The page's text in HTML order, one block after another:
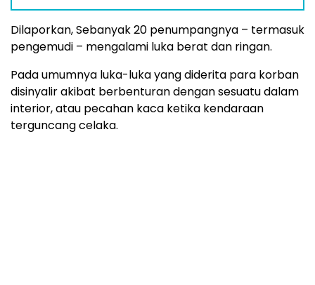
Dilaporkan, Sebanyak 20 penumpangnya – termasuk
pengemudi – mengalami luka berat dan ringan.
Pada umumnya luka-luka yang diderita para korban
disinyalir akibat berbenturan dengan sesuatu dalam
interior, atau pecahan kaca ketika kendaraan
terguncang celaka.